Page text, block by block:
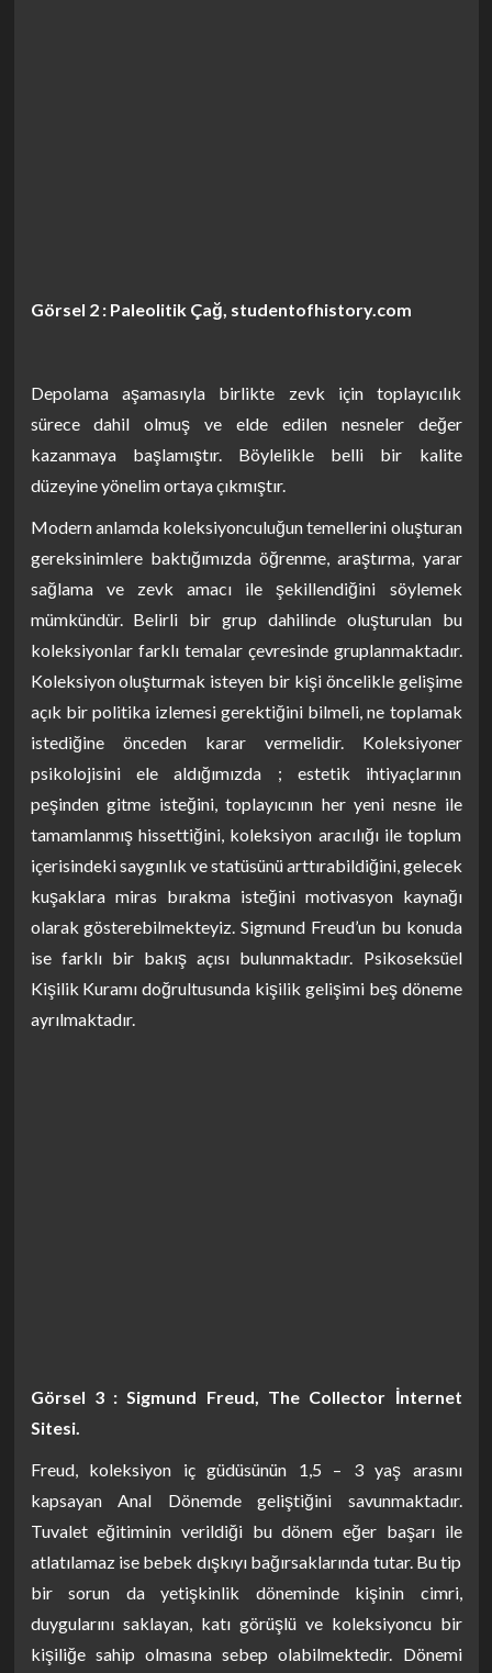
Görsel 2 : Paleolitik Çağ, studentofhistory.com
Depolama aşamasıyla birlikte zevk için toplayıcılık
sürece dahil olmuş ve elde edilen nesneler değer
kazanmaya başlamıştır. Böylelikle belli bir kalite
düzeyine yönelim ortaya çıkmıştır.
Modern anlamda koleksiyonculuğun temellerini oluşturan
gereksinimlere baktığımızda öğrenme, araştırma, yarar
sağlama ve zevk amacı ile şekillendiğini söylemek
mümkündür. Belirli bir grup dahilinde oluşturulan bu
koleksiyonlar farklı temalar çevresinde gruplanmaktadır.
Koleksiyon oluşturmak isteyen bir kişi öncelikle gelişime
açık bir politika izlemesi gerektiğini bilmeli, ne toplamak
istediğine önceden karar vermelidir. Koleksiyoner
psikolojisini ele aldığımızda ; estetik ihtiyaçlarının
peşinden gitme isteğini, toplayıcının her yeni nesne ile
tamamlanmış hissettiğini, koleksiyon aracılığı ile toplum
içerisindeki saygınlık ve statüsünü arttırabildiğini, gelecek
kuşaklara miras bırakma isteğini motivasyon kaynağı
olarak gösterebilmekteyiz. Sigmund Freud’un bu konuda
ise farklı bir bakış açısı bulunmaktadır. Psikoseksüel
Kişilik Kuramı doğrultusunda kişilik gelişimi beş döneme
ayrılmaktadır.
Görsel 3 : Sigmund Freud, The Collector İnternet
Sitesi.
Freud, koleksiyon iç güdüsünün 1,5 – 3 yaş arasını
kapsayan Anal Dönemde geliştiğini savunmaktadır.
Tuvalet eğitiminin verildiği bu dönem eğer başarı ile
atlatılamaz ise bebek dışkıyı bağırsaklarında tutar. Bu tip
bir sorun da yetişkinlik döneminde kişinin cimri,
duygularını saklayan, katı görüşlü ve koleksiyoncu bir
kişiliğe sahip olmasına sebep olabilmektedir. Dönemi